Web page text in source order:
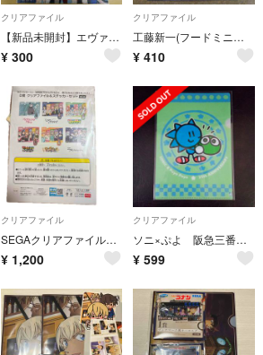
クリアファイル
【新品未開封】エヴァンゲリオン クリアファイル セガ限定
¥ 300
クリアファイル
工藤新一(フードミニキャラ) A5ミニクリアファイル セガラッキーくじ
¥ 410
クリアファイル
SEGAクリアファイルandステッカーセット
¥ 1,200
クリアファイル
ソニ×ぷよ 阪急三番街オリジナルA5クリアファイル
¥ 599